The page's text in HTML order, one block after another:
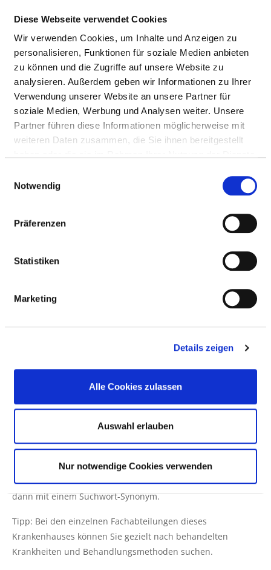
Diese Webseite verwendet Cookies
Wir verwenden Cookies, um Inhalte und Anzeigen zu
personalisieren, Funktionen für soziale Medien anbieten
zu können und die Zugriffe auf unsere Website zu
analysieren. Außerdem geben wir Informationen zu Ihrer
Verwendung unserer Website an unsere Partner für
soziale Medien, Werbung und Analysen weiter. Unsere
Partner führen diese Informationen möglicherweise mit
weiteren Daten zusammen, die Sie ihnen bereitgestellt
Notwendig
Präferenzen
Statistiken
Marketing
Details zeigen
Alle Cookies zulassen
Auswahl erlauben
Nur notwendige Cookies verwenden
PASSAU
Passend dazu:
Service & Ausstattung
MEDIZINISCHES LEISTUNGSANGEBOT
behandelt? Welche Behandlungsmethoden bietet
dieses Krankenhaus an?
Suchen Sie Krankheiten und Behandlungen, die in
diesem Krankenhaus behandelt oder durchgeführt
Hinweis: Wenn die Suche nach einer Krankheit oder
das auch daran liegen, dass das gesuchte Wort nicht in der
Datenbank vorhanden ist. Die Datenbank basiert wesentlich
auf medizinischer Fachsprache (ICD/OPS). Versuchen Sie es
dann mit einem Suchwort-Synonym.
Tipp: Bei den einzelnen Fachabteilungen dieses
Krankenhauses können Sie gezielt nach behandelten
Krankheiten und Behandlungsmethoden suchen.